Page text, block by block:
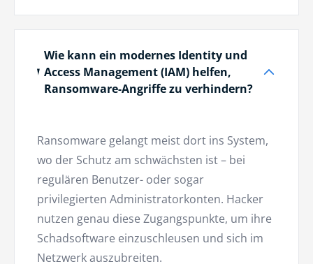
Wie kann ein modernes Identity und
Access Management (IAM) helfen,
Ransomware-Angriffe zu verhindern?
Ransomware gelangt meist dort ins System,
wo der Schutz am schwächsten ist – bei
regulären Benutzer- oder sogar
privilegierten Administratorkonten. Hacker
nutzen genau diese Zugangspunkte, um ihre
Schadsoftware einzuschleusen und sich im
Netzwerk auszubreiten.